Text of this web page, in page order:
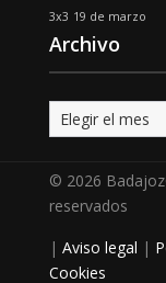
3x3 19 de marzo
Archivo
Archivo
© 2026
reservados
| Aviso legal |
Cookies